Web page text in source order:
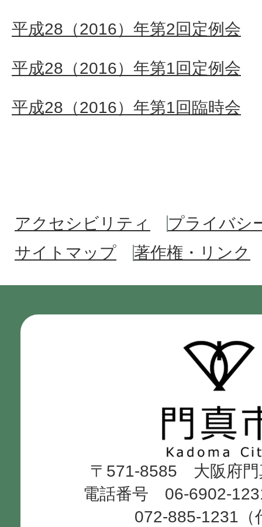
平成28（2016）年第2回定例会
平成28（2016）年第1回定例会
平成28（2016）年第1回臨時会
アクセシビリティ
プライバシ
サイトマップ
著作権・リンク
市
Kadoma
City
〒571-8585 大阪府門
電話番号 06-6902-
072-885-1231（